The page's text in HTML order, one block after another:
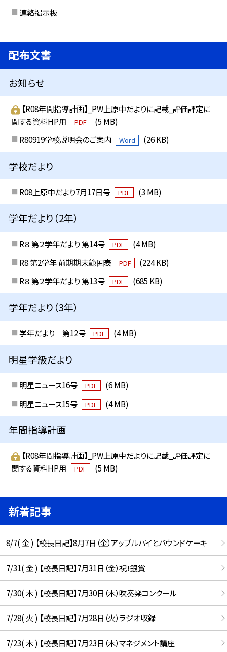
連絡掲示板
配布文書
お知らせ
【R08年間指導計画】_PW上原中だよりに記載_評価評定に
関する資料HP用
PDF
(5 MB)
R80919学校説明会のご案内
Word (26 KB)
学校だより
R08上原中だより7月17日号 PDF (3 MB)
学年だより（2年）
R８ 第２学年だより 第14号 PDF
(4 MB)
R8 第2学年 前期期末範囲表
PDF
(224 KB)
R８ 第２学年だより 第13号
PDF (685 KB)
学年だより（3年）
学年だより 第12号 PDF (4 MB)
明星学級だより
明星ニュース16号 PDF
(6 MB)
明星ニュース15号
PDF (4 MB)
年間指導計画
【R08年間指導計画】_PW上原中だよりに記載_評価評定に
関する資料HP用
PDF (5 MB)
新着記事
8/7( 金 ) 【校長日記】8月7日（金）アップルパイとパウンドケーキ
7/31( 金 ) 【校長日記】7月31日（金）祝！銀賞
7/30( 木 ) 【校長日記】7月30日（木）吹奏楽コンクール
7/28( 火 ) 【校長日記】7月28日（火）ラジオ収録
7/23( 木 ) 【校長日記】7月23日（木）マネジメント講座